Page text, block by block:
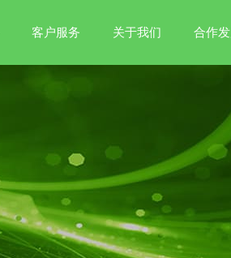
客户服务 关于我们 合作